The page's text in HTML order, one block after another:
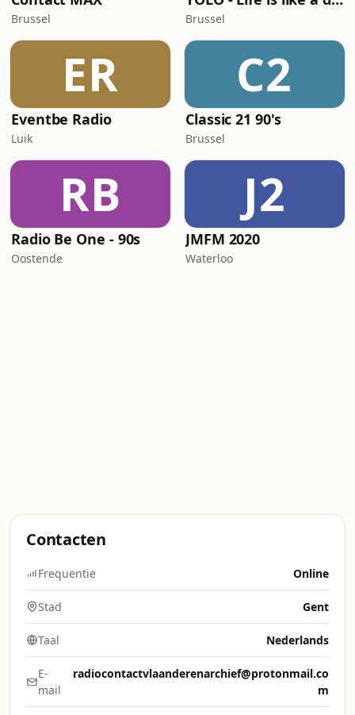
Brussel Brussel
ER
Eventbe Radio
Luik
C2
Classic 21 90's
Brussel
RB
Radio Be One - 90s
Oostende
J2
JMFM 2020
Waterloo
Contacten
Frequentie Online
Stad Gent
Taal Nederlands
E-
mail
radiocontactvlaanderenarchief@protonmail.co
m